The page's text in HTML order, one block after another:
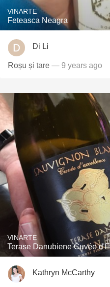
VINARTE
Feteasca Neagra
Di Li
Roșu și tare — 9 years ago
VINARTE
Terase Danubiene Cuvée
Kathryn McCarthy